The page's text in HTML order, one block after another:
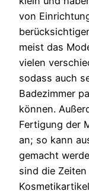
von
meist das
vielen
sodass auch
Badezimmer
können.
Fertigung der
an; so kann
gemacht
sind die